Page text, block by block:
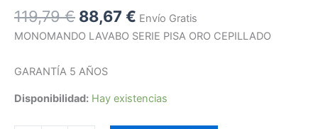
119,79€ 88,67 € Envío Gratis
MONOMANDO LAVABO SERIE PISA ORO CEPILLADO
GARANTÍA 5 AÑOS
Disponibilidad: Hay existencias